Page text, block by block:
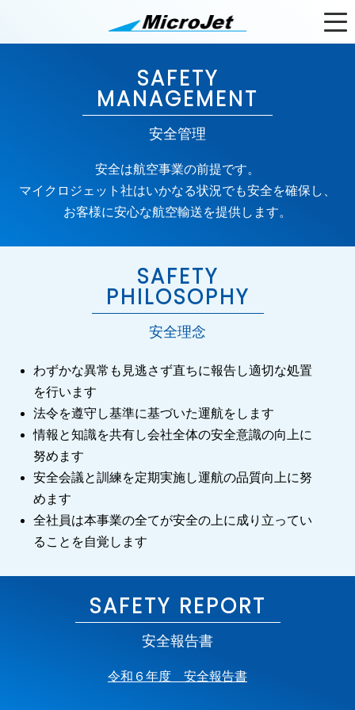
SAFETY
MANAGEMENT
安全管理
安全は航空事業の前提です。
マイクロジェット社はいかなる状況でも安全を確保し、
お客様に安心な航空輸送を提供します。
SAFETY
PHILOSOPHY
安全理念
わずかな異常も見逃さず直ちに報告し適切な処置
を行います
法令を遵守し基準に基づいた運航をします
情報と知識を共有し会社全体の安全意識の向上に
努めます
安全会議と訓練を定期実施し運航の品質向上に努
めます
全社員は本事業の全てが安全の上に成り立ってい
ることを自覚します
SAFETY REPORT
安全報告書
令和６年度 安全報告書